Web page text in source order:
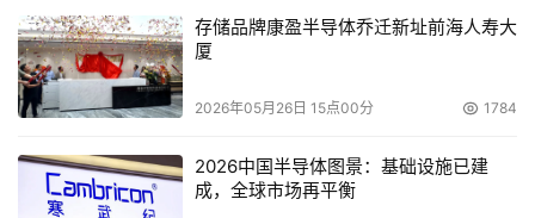
存储品牌康盈半导体乔迁新址前海人寿大
厦
2026年05月26日 15点00分 1784
2026中国半导体图景：基础设施已建
成，全球市场再平衡